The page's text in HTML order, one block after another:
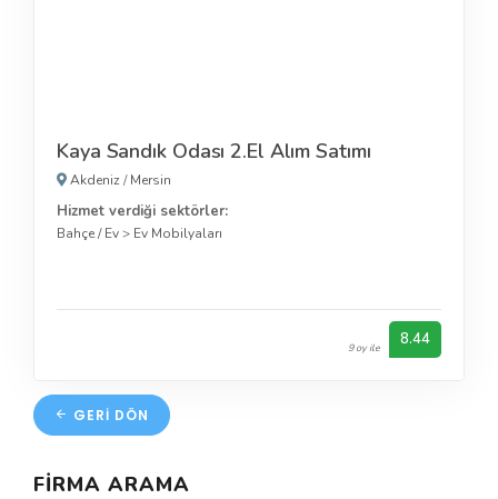
Kaya Sandık Odası 2.El Alım Satımı
Akdeniz/Mersin
Hizmet verdiği sektörler:
Bahçe / Ev> Ev Mobilyaları
9 oy ile 8.44
GERI DÖN
FIRMA ARAMA